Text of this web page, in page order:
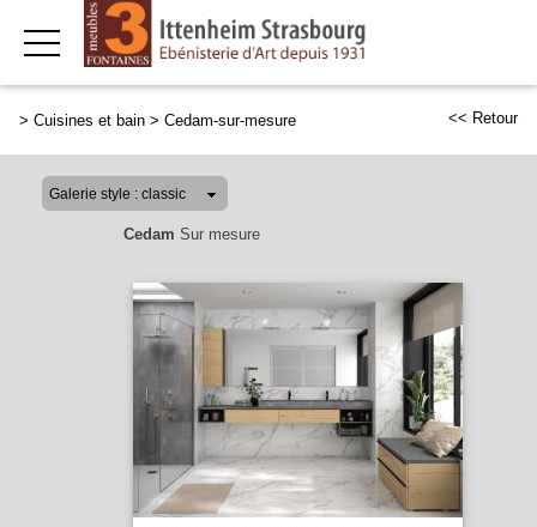
> Cuisines et bain > Cedam-sur-mesure << Retour
Cedam Sur mesure